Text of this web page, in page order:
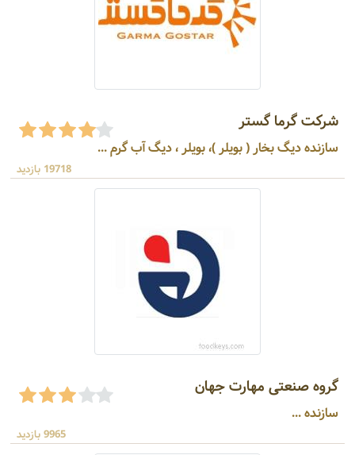
شرکت گرما گستر
سازنده دیگ بخار ( بویلر )، بویلر ، دیگ‌ آب گرم ...
19718 بازدید
گروه صنعتی مهارت جهان
سازنده ...
9965 بازدید